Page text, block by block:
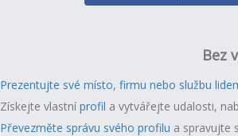
Bez
Prezentujte své místo, firmu nebo službu
Získejte vlastní profil a vytvářejte udalosti,
Převezměte správu svého profilu a spravujte